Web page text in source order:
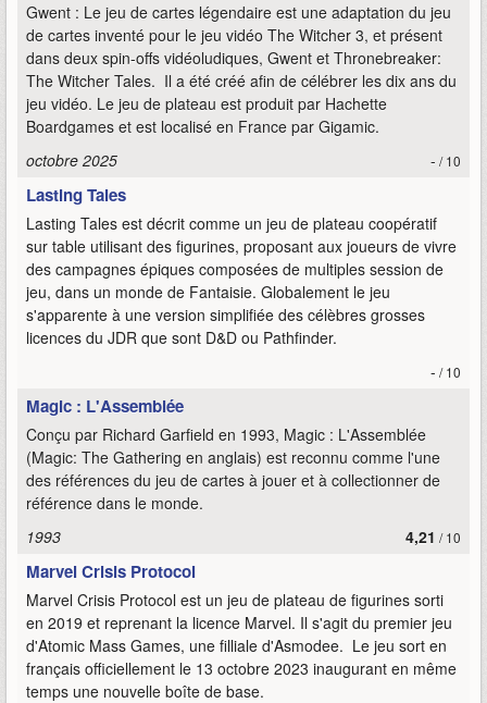
Gwent : Le jeu de cartes légendaire est une adaptation du jeu
de cartes inventé pour le jeu vidéo The Witcher 3, et présent
dans deux spin-offs vidéoludiques, Gwent et Thronebreaker:
The Witcher Tales. Il a été créé afin de célébrer les dix ans du
jeu vidéo. Le jeu de plateau est produit par Hachette
Boardgames et est localisé en France par Gigamic.
octobre 2025
- / 10
Lasting Tales
Lasting Tales est décrit comme un jeu de plateau coopératif
sur table utilisant des figurines, proposant aux joueurs de vivre
des campagnes épiques composées de multiples session de
jeu, dans un monde de Fantaisie. Globalement le jeu
s'apparente à une version simplifiée des célèbres grosses
licences du JDR que sont D&D ou Pathfinder.
- / 10
Magic : L'Assemblée
Conçu par Richard Garfield en 1993, Magic : L'Assemblée
(Magic: The Gathering en anglais) est reconnu comme l'une
des références du jeu de cartes à jouer et à collectionner de
référence dans le monde.
1993
4,21 / 10
Marvel Crisis Protocol
Marvel Crisis Protocol est un jeu de plateau de figurines sorti
en 2019 et reprenant la licence Marvel. Il s'agit du premier jeu
d'Atomic Mass Games, une filliale d'Asmodee. Le jeu sort en
français officiellement le 13 octobre 2023 inaugurant en même
temps une nouvelle boîte de base.